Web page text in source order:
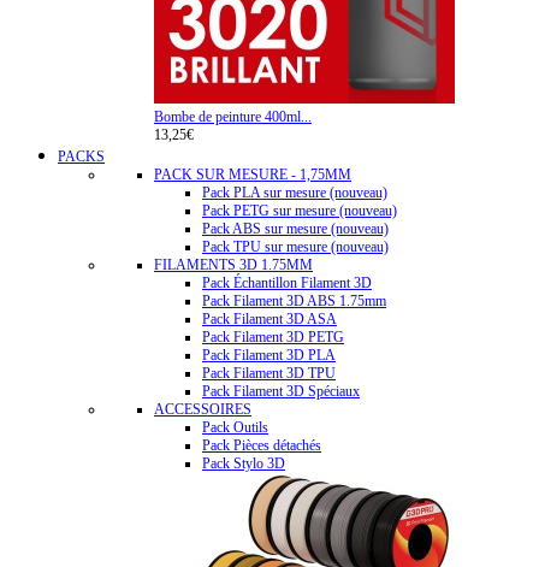
Bombe de peinture 400ml...
13,25€
PACKS
PACK SUR MESURE - 1,75MM
Pack PLA sur mesure (nouveau)
Pack PETG sur mesure (nouveau)
Pack ABS sur mesure (nouveau)
Pack TPU sur mesure (nouveau)
FILAMENTS 3D 1.75MM
Pack Échantillon Filament 3D
Pack Filament 3D ABS 1.75mm
Pack Filament 3D ASA
Pack Filament 3D PETG
Pack Filament 3D PLA
Pack Filament 3D TPU
Pack Filament 3D Spéciaux
ACCESSOIRES
Pack Outils
Pack Pièces détachés
Pack Stylo 3D